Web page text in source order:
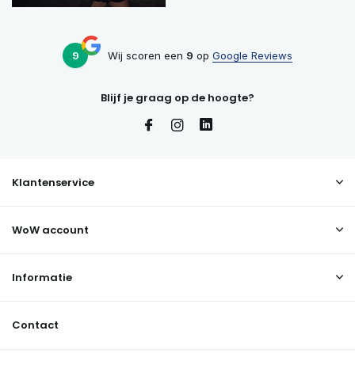
9 Wij scoren een 9 op Google Reviews
Blijf je graag op de hoogte?
Klantenservice
WoW account
Informatie
Contact